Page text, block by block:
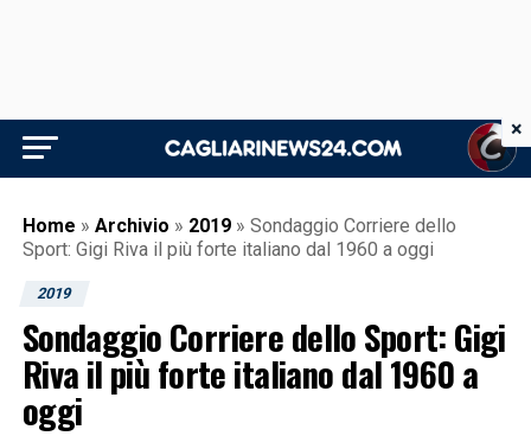
Home » Archivio » 2019 » Sondaggio Corriere dello
Sport: Gigi Riva il più forte italiano dal 1960 a oggi
2019
Sondaggio Corriere dello Sport: Gigi
Riva il più forte italiano dal 1960 a
oggi
×